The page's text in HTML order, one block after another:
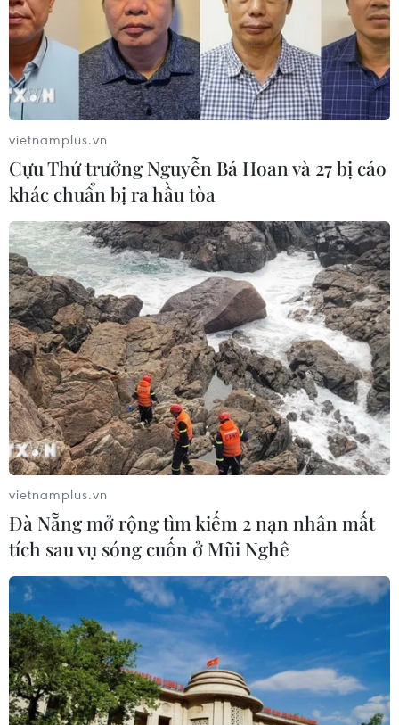
giải pháp trọng yếu để tái cơ cấu nông nghiệp.
Thúc đẩy hoạt động sáng tạo và ứng dụng
khoa học công nghệ
26/01/2016 03:49
Giám đốc Sở Khoa học và Công nghệ TP.HCM cho rằng
dự thảo Văn kiện trình Đại hội XII vẫn tiếp tục khẳng
định khoa học, công nghệ là quốc sách hàng đầu
nhưng có hai điểm nhấn mạnh hơn.
vietnamplus.vn
Cựu Thứ trưởng Nguyễn Bá Hoan và 27 bị cáo
khác chuẩn bị ra hầu tòa
vietnamplus.vn
Đà Nẵng mở rộng tìm kiếm 2 nạn nhân mất
tích sau vụ sóng cuốn ở Mũi Nghê